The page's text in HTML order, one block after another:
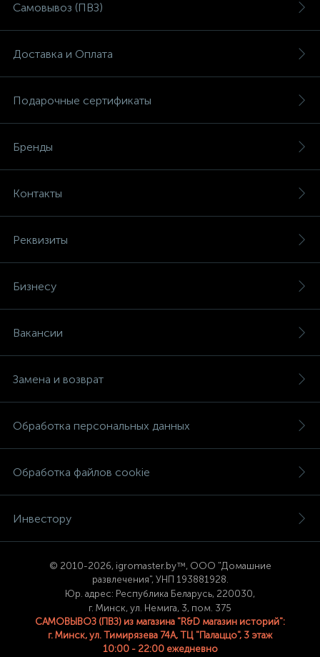
Самовывоз (ПВЗ)
Доставка и Оплата
Подарочные сертификаты
Бренды
Контакты
Реквизиты
Бизнесу
Вакансии
Замена и возврат
Обработка персональных данных
Обработка файлов cookie
Инвестору
© 2010-2026, igromaster.by™, ООО "Домашние
развлечения", УНП 193881928.
Юр. адрес: Республика Беларусь, 220030,
г. Минск, ул. Немига, 3, пом. 375
САМОВЫВОЗ (ПВЗ) из магазина "R&D магазин историй":
г. Минск, ул. Тимирязева 74A, ТЦ "Палаццо", 3 этаж
10:00 - 22:00 ежедневно